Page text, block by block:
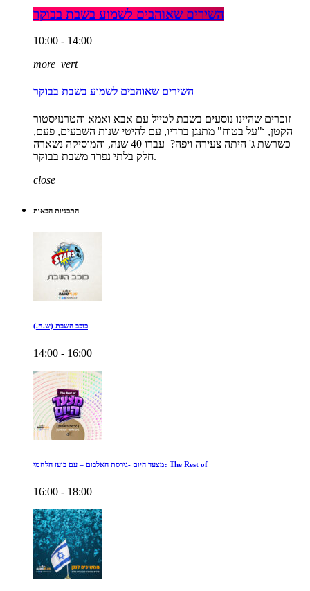
השירים שאוהבים לשמוע בשבת בבוקר
10:00 - 14:00
more_vert
השירים שאוהבים לשמוע בשבת בבוקר
זוכרים שהיינו נוסעים בשבת לטייל עם אבא ואמא והטרנזיסטור
הקטן, ו"על בטוח" מתנגן ברדיו, עם להיטי שנות השבעים, פעם,
כשרשת ג' היתה צעירה ויפה? עברו 40 שנה, והמוסיקה נשארה
חלק בלתי נפרד משבת בבוקר.
close
התכניות הבאות
כוכב השבת (ש.ח.)
14:00 - 16:00
מצעד היום -גירסת האלבום – עם בועז הלחמי: The Rest of
16:00 - 18:00